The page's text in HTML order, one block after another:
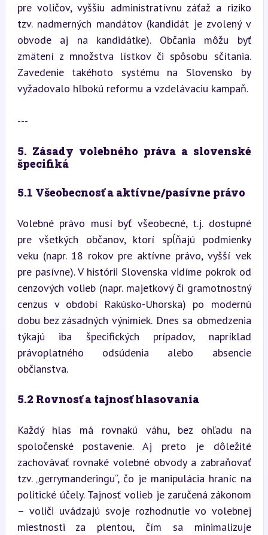
pre voličov, vyššiu administratívnu záťaž a riziko
tzv. nadmerných mandátov (kandidát je zvolený v
obvode aj na kandidátke). Občania môžu byť
zmätení z množstva lístkov či spôsobu sčítania.
Zavedenie takéhoto systému na Slovensko by
vyžadovalo hlbokú reformu a vzdelávaciu kampaň.
---
5. Zásady volebného práva a slovenské
špecifiká
5.1 Všeobecnosť a aktívne/pasívne právo
Volebné právo musí byť všeobecné, t.j. dostupné
pre všetkých občanov, ktorí spĺňajú podmienky
veku (napr. 18 rokov pre aktívne právo, vyšší vek
pre pasívne). V histórii Slovenska vidíme pokrok od
cenzových volieb (napr. majetkový či gramotnostný
cenzus v období Rakúsko-Uhorska) po modernú
dobu bez zásadných výnimiek. Dnes sa obmedzenia
týkajú iba špecifických prípadov, napríklad
právoplatného odsúdenia alebo absencie
občianstva.
5.2 Rovnosť a tajnosť hlasovania
Každý hlas má rovnakú váhu, bez ohľadu na
spoločenské postavenie. Aj preto je dôležité
zachovávať rovnaké volebné obvody a zabraňovať
tzv. „gerrymanderingu“, čo je manipulácia hraníc na
politické účely. Tajnosť volieb je zaručená zákonom
– voliči uvádzajú svoje rozhodnutie vo volebnej
miestnosti za plentou, čím sa minimalizuje